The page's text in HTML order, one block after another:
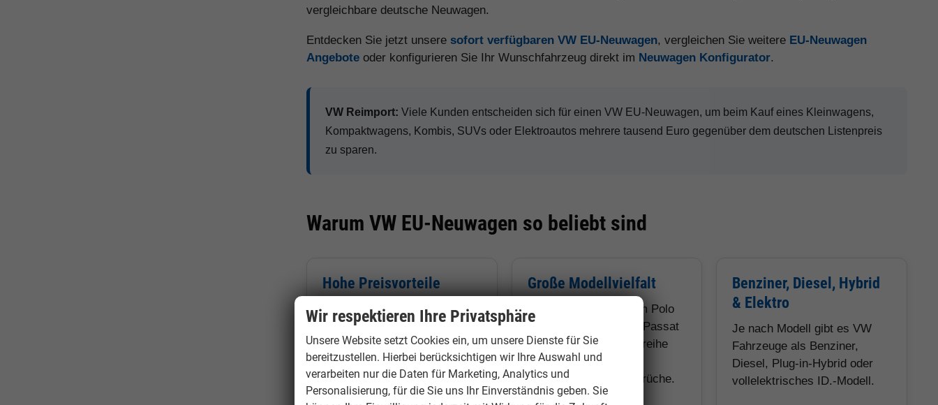
vergleichbare deutsche Neuwagen.
Entdecken Sie jetzt unsere sofort verfügbaren VW EU-Neuwagen, vergleichen Sie weitere EU-Neuwagen
Angebote oder konfigurieren Sie Ihr Wunschfahrzeug direkt im Neuwagen Konfigurator.
VW Reimport: Viele Kunden entscheiden sich für einen VW EU-Neuwagen, um beim Kauf eines Kleinwagens,
Kompaktwagens, Kombis, SUVs oder Elektroautos mehrere tausend Euro gegenüber dem deutschen Listenpreis
zu sparen.
Warum VW EU-Neuwagen so beliebt sind
Hohe Preisvorteile
Je nach Modell, Ausstattung
und Verfügbarkeit sind bei VW
Reimporten deutliche Rabatte
gegenüber deutschen
Neuwagen möglich.
Große Modellvielfalt
Volkswagen bietet vom Polo
über Golf, Tiguan und Passat
bis zur ID.-Elektrobaureihe
viele Modelle für
unterschiedliche Ansprüche.
Benziner, Diesel, Hybrid
& Elektro
Je nach Modell gibt es VW
Fahrzeuge als Benziner,
Diesel, Plug-in-Hybrid oder
vollelektrisches ID.-Modell.
Wir respektieren Ihre Privatsphäre
Unsere Website setzt Cookies ein, um unsere Dienste für Sie
bereitzustellen. Hierbei berücksichtigen wir Ihre Auswahl und
verarbeiten nur die Daten für Marketing, Analytics und
Personalisierung, für die Sie uns Ihr Einverständnis geben. Sie